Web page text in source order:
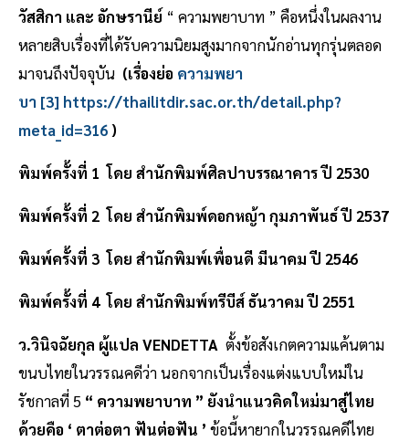
วัสสิกา และ อักษรานีย์ “ ความพยาบาท ” คือหนึ่งในผลงาน
หลายสิบเรื่องที่ได้รับความนิยมสูงมากจากนักอ่านทุกรุ่นตลอด
มาจนถึงปัจจุบัน (เรื่องย่อ ความพยา
บา [3] https://thailitdir.sac.or.th/detail.php?
meta_id=316)
พิมพ์ครั้งที่ 1 โดย สำนักพิมพ์ศิลปาบรรณาคาร ปี 2530
พิมพ์ครั้งที่ 2 โดย สำนักพิมพ์ดอกหญ้า กุมภาพันธ์ ปี 2537
พิมพ์ครั้งที่ 3 โดย สำนักพิมพ์เพื่อนดี มีนาคม ปี 2546
พิมพ์ครั้งที่ 4 โดย สำนักพิมพ์ทรีบีส์ ธันวาคม ปี 2551
ว.วินิจฉัยกุล ผู้แปล VENDETTA ตั้งข้อสังเกตความแค้นตาม
ขนบไทยในวรรณคดีว่า นอกจากเป็นเรื่องแต่งแบบใหม่ใน
รัชกาลที่ 5 “ ความพยาบาท ” ยังนำแนวคิดใหม่มาสู่ไทย
ด้วยคือ ‘ ตาต่อตา ฟันต่อฟัน ’ ข้อนี้หายากในวรรณคดีไทย